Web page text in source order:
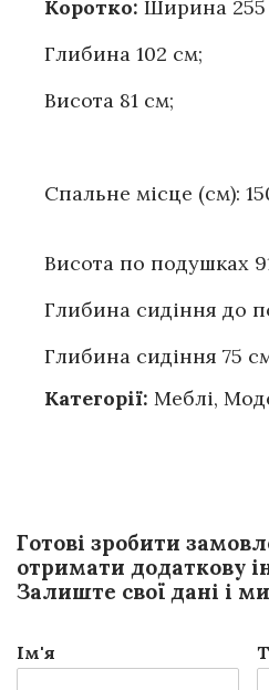
Коротко: Ширина 255
Глибина 102 см;
Висота 81 см;
Спальне місце (см):
Висота по подушках
Глибина сидіння до
Глибина сидіння 75
Категорії: Меблі,
Готові зробити
отримати додаткову
Залиште свої дані і
Ім'я